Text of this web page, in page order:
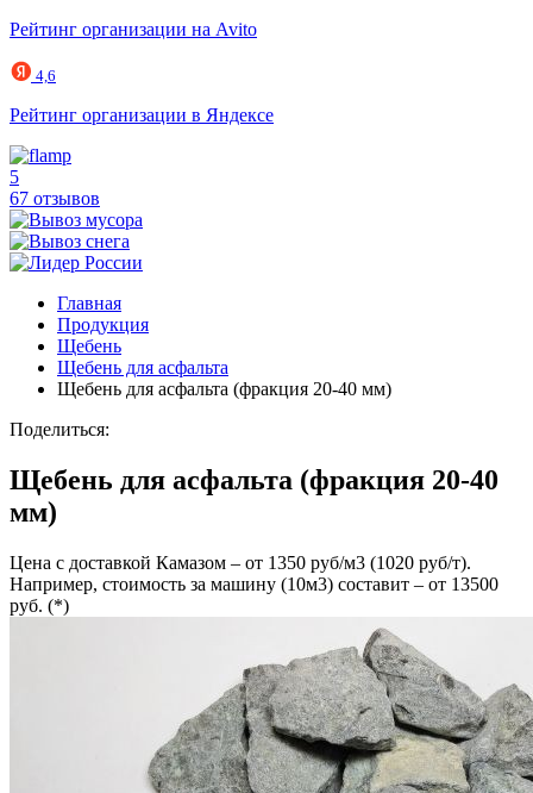
Рейтинг организации на Avito
4,6
Рейтинг организации в Яндексе
5
67 отзывов
Главная
Продукция
Щебень
Щебень для асфальта
Щебень для асфальта (фракция 20-40 мм)
Поделиться:
Щебень для асфальта (фракция 20-40
мм)
Цена с доставкой Камазом – от 1350 руб/м3 (1020 руб/т).
Например, стоимость за машину (10м3) составит – от 13500
руб. (*)